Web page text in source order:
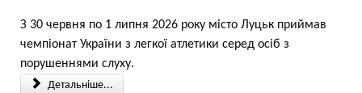
З 30 червня по 1 липня 2026 року місто Луцьк приймав
чемпіонат України з легкої атлетики серед осіб з
порушеннями слуху.
Детальніше...